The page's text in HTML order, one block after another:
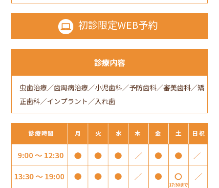
初診限定WEB予約
診療内容
虫歯治療／歯周病治療／小児歯科／予防歯科／審美歯科／矯
正歯科／インプラント／入れ歯